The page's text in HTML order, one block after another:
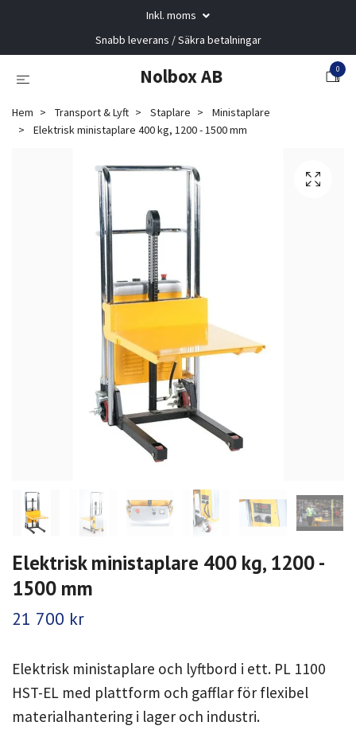
Inkl. moms
Snabb leverans / Säkra betalningar
Nolbox AB 0
Hem Transport & Lyft Staplare
Ministaplare
Elektrisk ministaplare 400 kg, 1200 - 1500 mm
Elektrisk ministaplare 400 kg, 1200 -
1500 mm
21 700 kr
Elektrisk ministaplare och lyftbord i ett. PL 1100
HST-EL med plattform och gafflar för flexibel
materialhantering i lager och industri.